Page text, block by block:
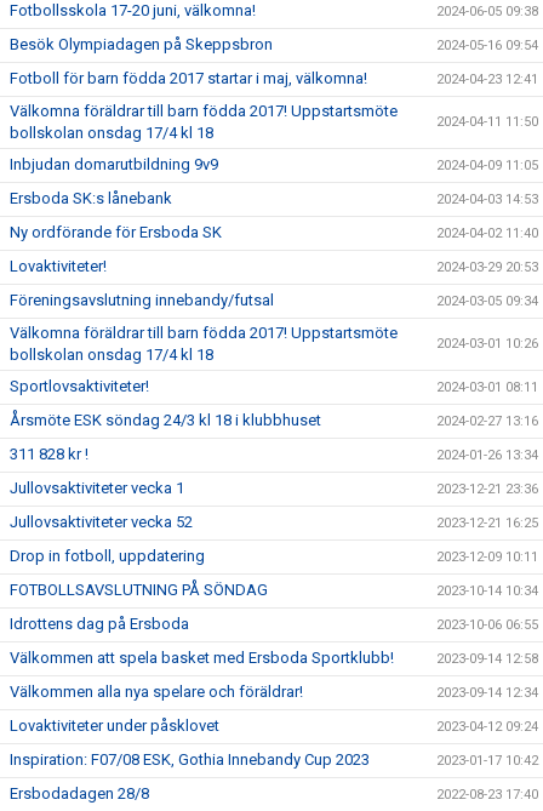
Fotbollsskola 17-20 juni, välkomna! 2024-06-05 09:38
Besök Olympiadagen på Skeppsbron 2024-05-16 09:54
Fotboll för barn födda 2017 startar i maj, välkomna! 2024-04-23 12:41
Välkomna föräldrar till barn födda 2017! Uppstartsmöte
bollskolan onsdag 17/4 kl 18
2024-04-11 11:50
Inbjudan domarutbildning 9v9 2024-04-09 11:05
Ersboda SK:s lånebank 2024-04-03 14:53
Ny ordförande för Ersboda SK 2024-04-02 11:40
Lovaktiviteter! 2024-03-29 20:53
Föreningsavslutning innebandy/futsal 2024-03-05 09:34
Välkomna föräldrar till barn födda 2017! Uppstartsmöte
bollskolan onsdag 17/4 kl 18
2024-03-01 10:26
Sportlovsaktiviteter! 2024-03-01 08:11
Årsmöte ESK söndag 24/3 kl 18 i klubbhuset 2024-02-27 13:16
311 828 kr ! 2024-01-26 13:34
Jullovsaktiviteter vecka 1 2023-12-21 23:36
Jullovsaktiviteter vecka 52 2023-12-21 16:25
Drop in fotboll, uppdatering 2023-12-09 10:11
FOTBOLLSAVSLUTNING PÅ SÖNDAG 2023-10-14 10:34
Idrottens dag på Ersboda 2023-10-06 06:55
Välkommen att spela basket med Ersboda Sportklubb! 2023-09-14 12:58
Välkommen alla nya spelare och föräldrar! 2023-09-14 12:34
Lovaktiviteter under påsklovet 2023-04-12 09:24
Inspiration: F07/08 ESK, Gothia Innebandy Cup 2023 2023-01-17 10:42
Ersbodadagen 28/8 2022-08-23 17:40